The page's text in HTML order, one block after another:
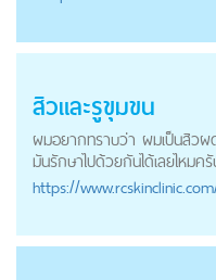
สิวและรูขุมขน
ผมอยากทราบว่า ผมเป็นสิวผ
มันรักษาไปด้วยกันได้เลยไหมค
https://www.rcskinclinic.com